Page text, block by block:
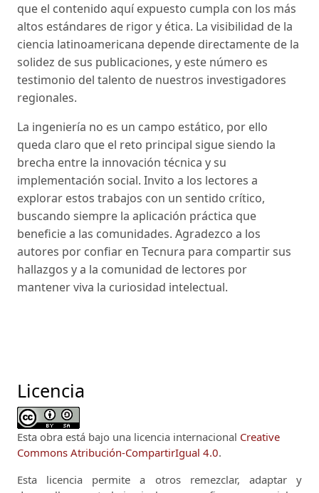
que el contenido aquí expuesto cumpla con los más
altos estándares de rigor y ética. La visibilidad de la
ciencia latinoamericana depende directamente de la
solidez de sus publicaciones, y este número es
testimonio del talento de nuestros investigadores
regionales.
La ingeniería no es un campo estático, por ello
queda claro que el reto principal sigue siendo la
brecha entre la innovación técnica y su
implementación social. Invito a los lectores a
explorar estos trabajos con un sentido crítico,
buscando siempre la aplicación práctica que
beneficie a las comunidades. Agradezco a los
autores por confiar en Tecnura para compartir sus
hallazgos y a la comunidad de lectores por
mantener viva la curiosidad intelectual.
Licencia
Esta obra está bajo una licencia internacional Creative
Commons Atribución-CompartirIgual 4.0.
Esta licencia permite a otros remezclar, adaptar y